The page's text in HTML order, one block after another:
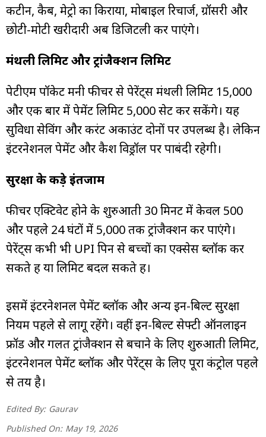
कैंटीन, कैब, मेट्रो का किराया, मोबाइल रिचार्ज, ग्रॉसरी और
छोटी-मोटी खरीदारी अब डिजिटली कर पाएंगे।
मंथली लिमिट और ट्रांजैक्शन लिमिट
पेटीएम पॉकेट मनी फीचर से पेरेंट्स मंथली लिमिट ₹15,000
और एक बार में पेमेंट लिमिट ₹5,000 सेट कर सकेंगे। यह
सुविधा सेविंग और करंट अकाउंट दोनों पर उपलब्ध है। लेकिन
इंटरनेशनल पेमेंट और कैश विड्रॉल पर पाबंदी रहेगी।
सुरक्षा के कड़े इंतजाम
फीचर एक्टिवेट होने के शुरुआती 30 मिनट में केवल ₹500
और पहले 24 घंटों में ₹5,000 तक ट्रांजैक्शन कर पाएंगे।
पेरेंट्स कभी भी UPI पिन से बच्चों का एक्सेस ब्लॉक कर
सकते हैं या लिमिट बदल सकते हैं।
इसमें इंटरनेशनल पेमेंट ब्लॉक और अन्य इन-बिल्ट सुरक्षा
नियम पहले से लागू रहेंगे। वहीं इन-बिल्ट सेफ्टी ऑनलाइन
फ्रॉड और गलत ट्रांजैक्शन से बचाने के लिए शुरुआती लिमिट,
इंटरनेशनल पेमेंट ब्लॉक और पेरेंट्स के लिए पूरा कंट्रोल पहले
से तय है।
Edited By: Gaurav
Published On: May 19, 2026